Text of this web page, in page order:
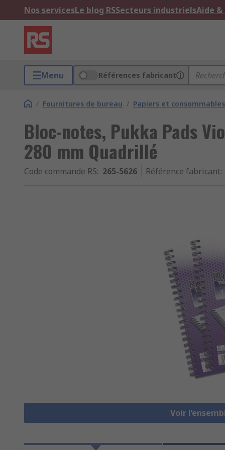
Nos servicesLe blog RSSecteurs industrielsAide
Menu Références fabricant
/ Fournitures de bureau / Papiers et consommables
Bloc-notes, Pukka Pads
280 mm Quadrillé
Code commande RS: 265-5626 Référence fabricant:
Voir